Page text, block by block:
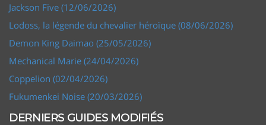
Jackson Five (12/06/2026)
Lodoss, la légende du chevalier héroïque (08/06/2026)
Demon King Daimao (25/05/2026)
Mechanical Marie (24/04/2026)
Coppelion (02/04/2026)
Fukumenkei Noise (20/03/2026)
DERNIERS GUIDES MODIFIÉS